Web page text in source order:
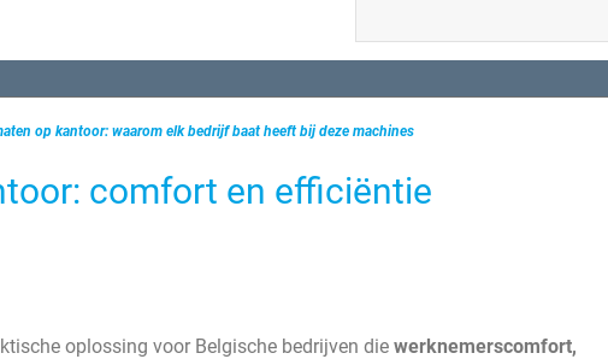
op kantoor: waarom elk bedrijf baat heeft bij deze machines
comfort en efficiëntie
oplossing voor Belgische bedrijven die werknemerscomfort,